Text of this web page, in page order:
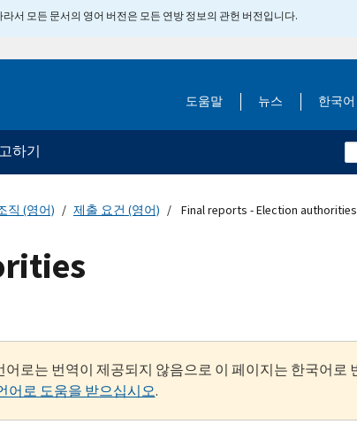
서 모든 문서의 영어 버전은 모든 연방 정보의 관헌 버전입니다.
도움말 뉴스 한국어
하기
직 (영어) 제출 요건 (영어) Final reports - Election authorities
어로는 번역이 제공되지 않음으로 이 페이지는 한국어로
어로 도움을 받으십시오.